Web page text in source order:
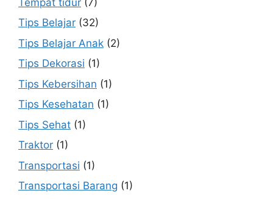
Tips Belajar (32)
Tips Belajar Anak (2)
Tips Dekorasi (1)
Tips Kebersihan (1)
Tips Kesehatan (1)
Tips Sehat (1)
Traktor (1)
Transportasi (1)
Transportasi Barang (1)